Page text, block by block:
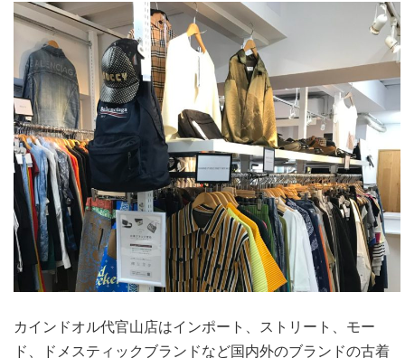
カインドオル代官山店はインポート、ストリート、モー
ド、ドメスティックブランドなど国内外のブランドの古着